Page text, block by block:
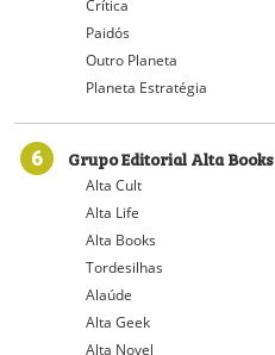
Crítica
Paidós
Outro Planeta
Planeta Estratégia
6 Grupo Editorial Alta Books
Alta Cult
Alta Life
Alta Books
Tordesilhas
Alaúde
Alta Geek
Alta Novel